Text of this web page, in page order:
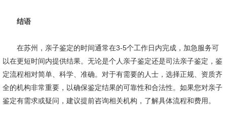
结语
在苏州，亲子鉴定的时间通常在3-5个工作日内完成，加急服务可
以在更短时间内提供结果。无论是个人亲子鉴定还是司法亲子鉴定，鉴
定流程相对简单、科学、准确。对于有需要的人士，选择正规、资质齐
全的机构非常重要，以确保鉴定结果的可靠性和合法性。如果您对亲子
鉴定有需求或疑问，建议提前咨询相关机构，了解具体流程和费用。